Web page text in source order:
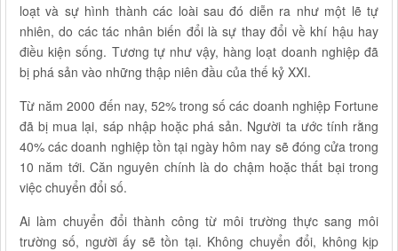
loạt và sự hình thành các loài sau đó diễn ra như một lẽ tự
nhiên, do các tác nhân biến đổi là sự thay đổi về khí hậu hay
điều kiện sống. Tương tự như vậy, hàng loạt doanh nghiệp đã
bị phá sản vào những thập niên đầu của thế kỷ XXI.
Từ năm 2000 đến nay, 52% trong số các doanh nghiệp Fortune
đã bị mua lại, sáp nhập hoặc phá sản. Người ta ước tính rằng
40% các doanh nghiệp tồn tại ngày hôm nay sẽ đóng cửa trong
10 năm tới. Căn nguyên chính là do chậm hoặc thất bại trong
việc chuyển đổi số.
Ai làm chuyển đổi thành công từ môi trường thực sang môi
trường số, người ấy sẽ tồn tại. Không chuyển đổi, không kịp